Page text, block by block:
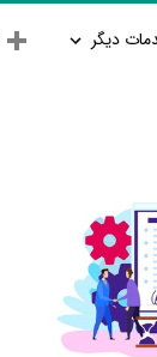
دیگر